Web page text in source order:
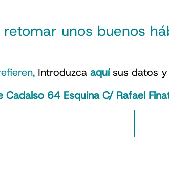
unos buenos
Introduzca aquísus datos y
Cadalso 64 Esquina C/ Rafael